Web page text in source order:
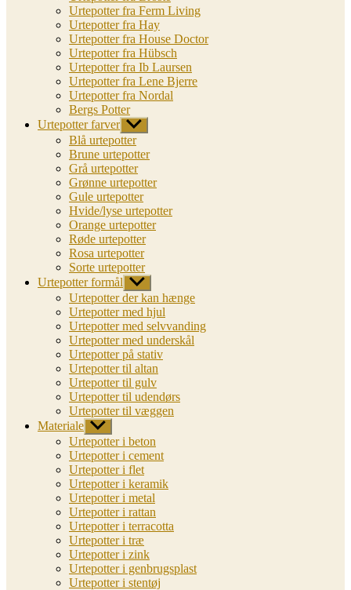
Urtepotter fra Ferm Living
Urtepotter fra Hay
Urtepotter fra House Doctor
Urtepotter fra Hübsch
Urtepotter fra Ib Laursen
Urtepotter fra Lene Bjerre
Urtepotter fra Nordal
Bergs Potter
Urtepotter farver Vis
undermenu
Blå urtepotter
Brune urtepotter
Grå urtepotter
Grønne urtepotter
Gule urtepotter
Hvide/lyse urtepotter
Orange urtepotter
Røde urtepotter
Rosa urtepotter
Sorte urtepotter
Urtepotter formål Vis
undermenu
Urtepotter der kan hænge
Urtepotter med hjul
Urtepotter med selvvanding
Urtepotter med underskål
Urtepotter på stativ
Urtepotter til altan
Urtepotter til gulv
Urtepotter til udendørs
Urtepotter til væggen
Materiale Vis
undermenu
Urtepotter i beton
Urtepotter i cement
Urtepotter i flet
Urtepotter i keramik
Urtepotter i metal
Urtepotter i rattan
Urtepotter i terracotta
Urtepotter i træ
Urtepotter i zink
Urtepotter i genbrugsplast
Urtepotter i stentøj